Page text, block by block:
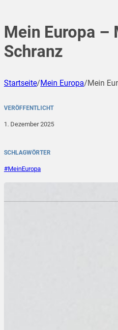
Mein Europa –
Schranz
Startseite/Mein Europa/Mein
VERÖFFENTLICHT
1. Dezember 2025
SCHLAGWÖRTER
#MeinEuropa